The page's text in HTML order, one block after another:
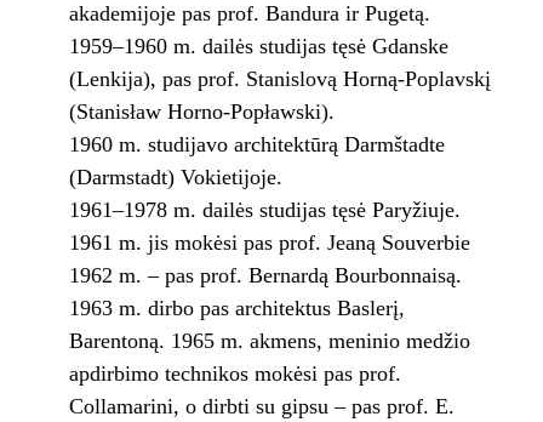
akademijoje pas prof. Bandura ir Pugetą.
1959–1960 m. dailės studijas tęsė Gdanske
(Lenkija), pas prof. Stanislovą Horną-Poplavskį
(Stanisław Horno-Popławski).
1960 m. studijavo architektūrą Darmštadte
(Darmstadt) Vokietijoje.
1961–1978 m. dailės studijas tęsė Paryžiuje.
1961 m. jis mokėsi pas prof. Jeaną Souverbie
1962 m. – pas prof. Bernardą Bourbonnaisą.
1963 m. dirbo pas architektus Baslerį,
Barentoną. 1965 m. akmens, meninio medžio
apdirbimo technikos mokėsi pas prof.
Collamarini, o dirbti su gipsu – pas prof. E.